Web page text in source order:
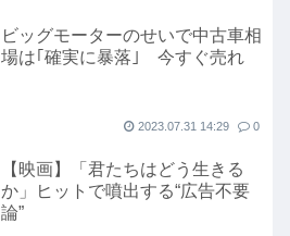
ビッグモーターのせいで中古車相
場は｢確実に暴落｣ 今すぐ売れ
2023.07.31 14:29 0
【映画】「君たちはどう生きる
か」ヒットで噴出する“広告不要
論”